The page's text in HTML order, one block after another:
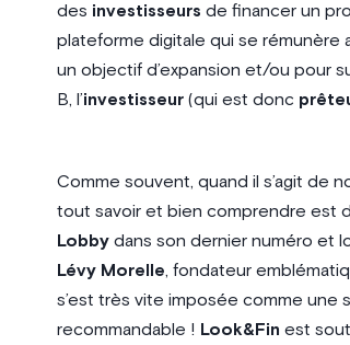
des investisseurs de financer un
plateforme digitale qui se rémunère
un objectif d’expansion et/ou pour
B, l’investisseur(qui est donc
Comme souvent, quand il s’agit de
tout savoir et bien comprendre est
Lobbydans son dernier numéro et
Lévy Morelle, fondateur
s’est très vite imposée comme une
recommandable ! Look&Fin est